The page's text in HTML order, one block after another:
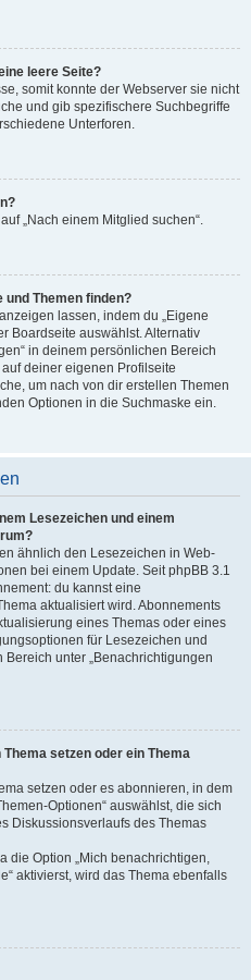
leere Seite?
somit konnte der Webserver sie nicht
und gib spezifischere Suchbegriffe
Unterforen.
„Nach einem Mitglied suchen“.
und Themen finden?
lassen, indem du „Eigene
Boardseite auswählst. Alternativ
in deinem persönlichen Bereich
deiner eigenen Profilseite
um nach von dir erstellen Themen
Optionen in die Suchmaske ein.
Lesezeichen und einem
ähnlich den Lesezeichen in Web-
bei einem Update. Seit phpBB 3.1
du kannst eine
aktualisiert wird. Abonnements
eines Themas oder eines
für Lesezeichen und
unter „Benachrichtigungen
setzen oder ein Thema
setzen oder es abonnieren, in dem
Optionen“ auswählst, die sich
Diskussionsverlaufs des Themas
die Option „Mich benachrichtigen,
aktivierst, wird das Thema ebenfalls